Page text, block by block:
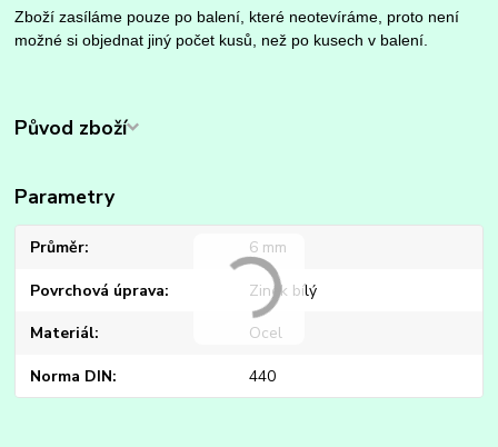
Zboží zasíláme pouze po balení, které neotevíráme, proto není
možné si objednat jiný počet kusů, než po kusech v balení.
Původ zboží
Parametry
Průměr 6 mm
Povrchová úprava Zinek bílý
Materiál Ocel
Norma DIN 440